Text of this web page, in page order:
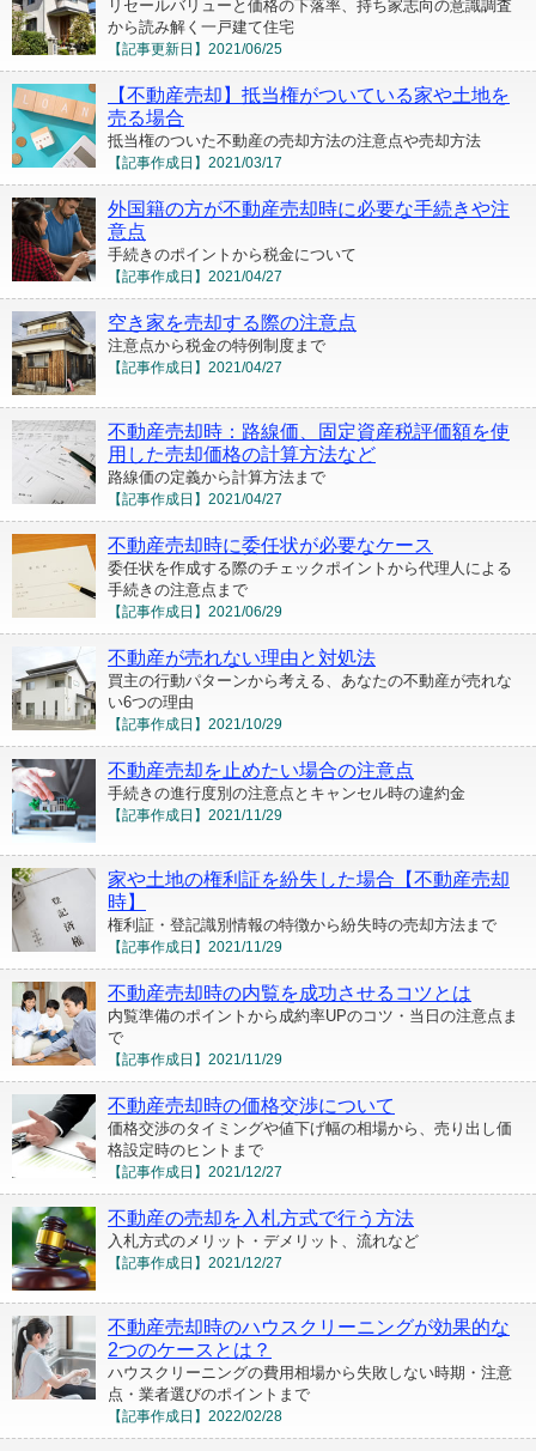
リセールバリューと価格の下落率、持ち家志向の意識調査
から読み解く一戸建て住宅
【記事更新日】 2021/06/25
【不動産売却】抵当権がついている家や土地を
売る場合
抵当権のついた不動産の売却方法の注意点や売却方法
【記事作成日】 2021/03/17
外国籍の方が不動産売却時に必要な手続きや注
意点
手続きのポイントから税金について
【記事作成日】 2021/04/27
空き家を売却する際の注意点
注意点から税金の特例制度まで
【記事作成日】 2021/04/27
不動産売却時：路線価、固定資産税評価額を使
用した売却価格の計算方法など
路線価の定義から計算方法まで
【記事作成日】 2021/04/27
不動産売却時に委任状が必要なケース
委任状を作成する際のチェックポイントから代理人による
手続きの注意点まで
【記事作成日】 2021/06/29
不動産が売れない理由と対処法
買主の行動パターンから考える、あなたの不動産が売れな
い6つの理由
【記事作成日】 2021/10/29
不動産売却を止めたい場合の注意点
手続きの進行度別の注意点とキャンセル時の違約金
【記事作成日】 2021/11/29
家や土地の権利証を紛失した場合【不動産売却
時】
権利証・登記識別情報の特徴から紛失時の売却方法まで
【記事作成日】 2021/11/29
不動産売却時の内覧を成功させるコツとは
内覧準備のポイントから成約率UPのコツ・当日の注意点ま
で
【記事作成日】 2021/11/29
不動産売却時の価格交渉について
価格交渉のタイミングや値下げ幅の相場から、売り出し価
格設定時のヒントまで
【記事作成日】 2021/12/27
不動産の売却を入札方式で行う方法
入札方式のメリット・デメリット、流れなど
【記事作成日】 2021/12/27
不動産売却時のハウスクリーニングが効果的な
2つのケースとは？
ハウスクリーニングの費用相場から失敗しない時期・注意
点・業者選びのポイントまで
【記事作成日】 2022/02/28